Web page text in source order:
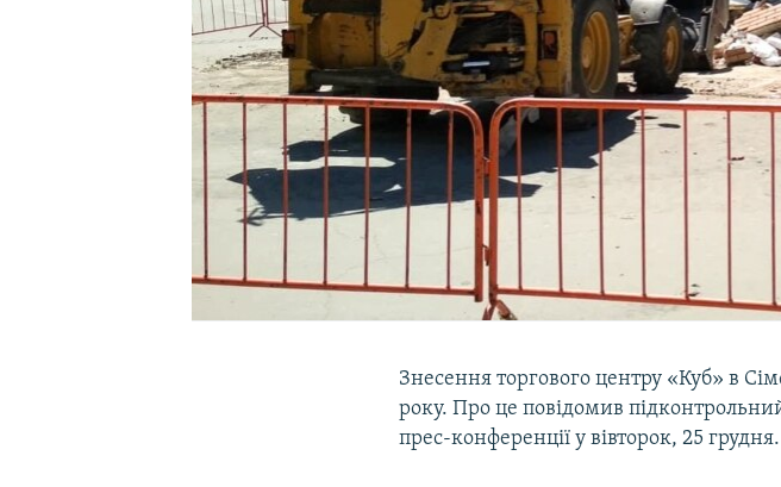
Знесення торгового центру «Куб» в
року. Про це повідомив
прес-конференції у вівторок, 25 грудня.